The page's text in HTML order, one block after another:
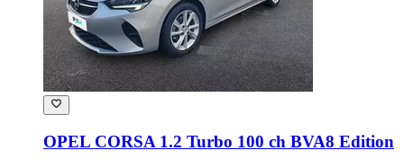
OPEL CORSA 1.2 Turbo 100 ch BVA8 Edition